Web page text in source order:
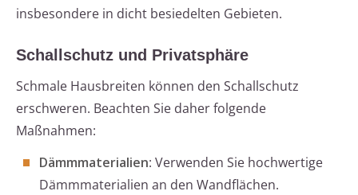
insbesondere in dicht besiedelten Gebieten.
Schallschutz und Privatsphäre
Schmale Hausbreiten können den Schallschutz
erschweren. Beachten Sie daher folgende
Maßnahmen:
Dämmmaterialien: Verwenden Sie hochwertige
Dämmmaterialien an den Wandflächen.